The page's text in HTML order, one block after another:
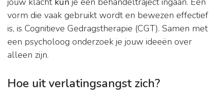
vorm die vaak gebruikt wordt en bewezen effectief
is, is Cognitieve Gedragstherapie (CGT). Samen met
een psycholoog onderzoek je jouw ideeën over
alleen zijn.
Hoe uit verlatingsangst zich?